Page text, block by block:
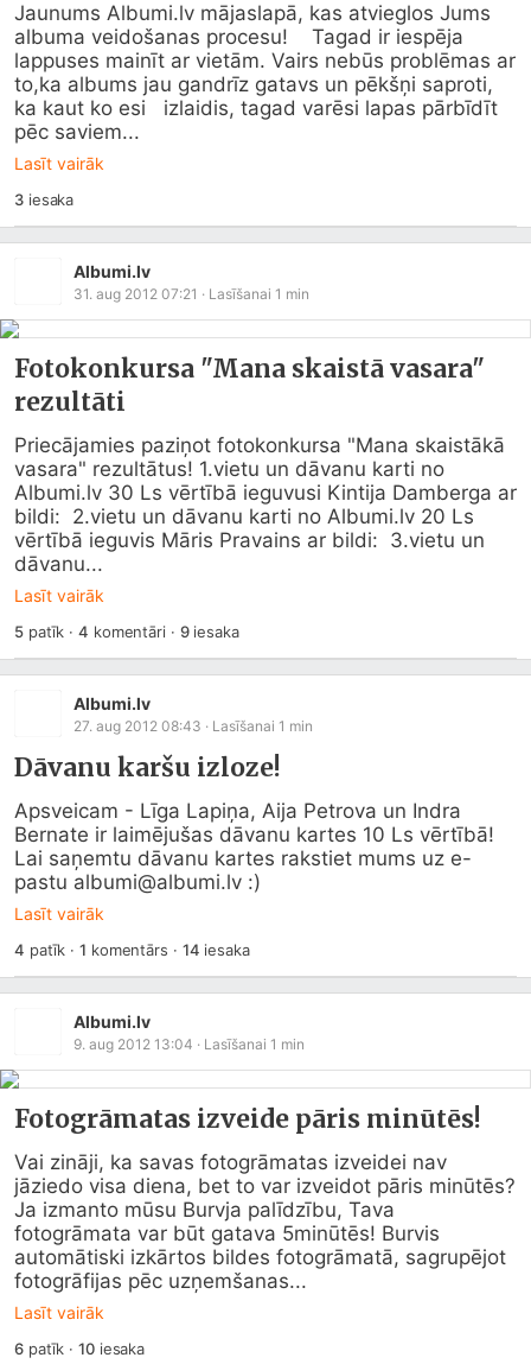
Jaunums Albumi.lv mājaslapā, kas atvieglos Jums
albuma veidošanas procesu!    Tagad ir iespēja
lappuses mainīt ar vietām. Vairs nebūs problēmas ar
to,ka albums jau gandrīz gatavs un pēkšņi saproti,
ka kaut ko esi   izlaidis, tagad varēsi lapas pārbīdīt
pēc saviem...
Lasīt vairāk
3iesaka
Albumi.lv
31. aug 2012 07:21 · Lasīšanai 1 min
Fotokonkursa "Mana skaistā vasara"
rezultāti
Priecājamies paziņot fotokonkursa "Mana skaistākā
Albumi.lv 30 Ls vērtībā ieguvusi Kintija Damberga ar
bildi:  2.vietu un dāvanu karti no Albumi.lv 20 Ls
vērtībā ieguvis Māris Pravains ar bildi:  3.vietu un
dāvanu...
Lasīt vairāk
5patīk ·4 komentāri · 9iesaka
Albumi.lv
27. aug 2012 08:43 · Lasīšanai 1 min
Dāvanu karšu izloze!
Apsveicam - Līga Lapiņa, Aija Petrova un Indra
Bernate ir laimējušas dāvanu kartes 10 Ls vērtībā!
Lai saņemtu dāvanu kartes rakstiet mums uz e-
pastu albumi@albumi.lv :)
Lasīt vairāk
4 patīk ·1 komentārs · 14 iesaka
Albumi.lv
9. aug 2012 13:04 · Lasīšanai 1 min
Fotogrāmatas izveide pāris minūtēs!
Vai zināji, ka savas fotogrāmatas izveidei nav
jāziedo visa diena, bet to var izveidot pāris minūtēs?
Ja izmanto mūsu Burvja palīdzību, Tava
fotogrāmata var būt gatava 5minūtēs! Burvis
automātiski izkārtos bildes fotogrāmatā, sagrupējot
fotogrāfijas pēc uzņemšanas...
Lasīt vairāk
6patīk ·10iesaka